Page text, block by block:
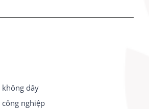
không dây
nghiệp